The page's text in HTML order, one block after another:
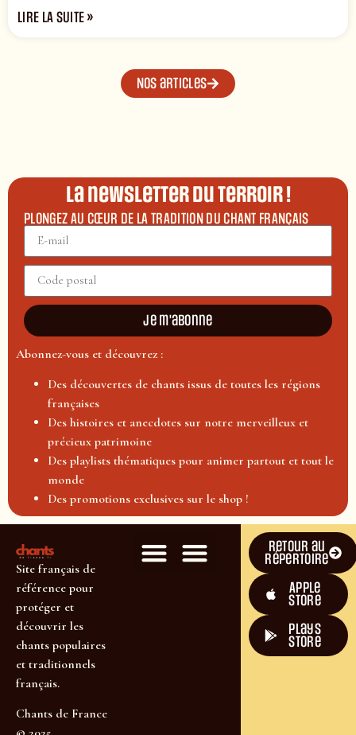
LIRE LA SUITE »
Nos articles
La newsletter du terroir !
PLONGEZ AU CŒUR DE LA TRADITION DU CHANT FRANÇAIS
Je m'abonne
Abonnez-vous et découvrez :
Des découvertes de chants issus de toutes les régions
françaises
Des histoires et anecdotes sur notre merveilleux et
précieux patrimoine
Des playlists thématiques pour animer partout et tout le
monde
Des promotions exclusives sur le shop !
Site français de
référence pour
protéger et
découvrir les
chants populaires
et traditionnels
français.
Chants de France
Retour au
répertoire
Apple
Store
plays
store